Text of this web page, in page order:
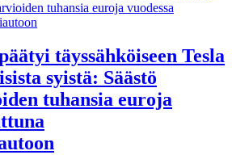
täyssähköiseen Tesla
syistä: Säästö
tuhansia euroja